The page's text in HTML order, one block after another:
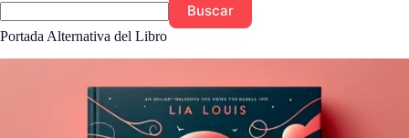
Buscar
Portada Alternativa del Libro